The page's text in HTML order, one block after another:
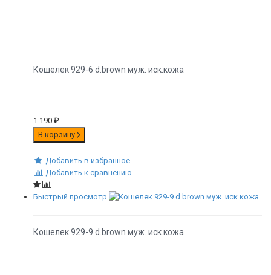
Кошелек 929-6 d.brown муж. иск.кожа
1 190 ₽
В корзину
Добавить в избранное
Добавить к сравнению
Быстрый просмотр
Кошелек 929-9 d.brown муж. иск.кожа